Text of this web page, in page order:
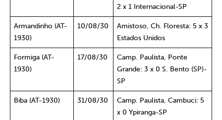
2 x 1 Internacional-SP
Armandinho (AT-
1930)
10/08/30
Amistoso, Ch. Floresta: 5 x 3
Estados Unidos
Formiga (AT-
1930)
17/08/30
Camp. Paulista, Ponte
Grande: 3 x 0 S. Bento (SP)-
SP
Biba (AT-1930) 31/08/30
Camp. Paulista, Cambuci: 5
x 0 Ypiranga-SP